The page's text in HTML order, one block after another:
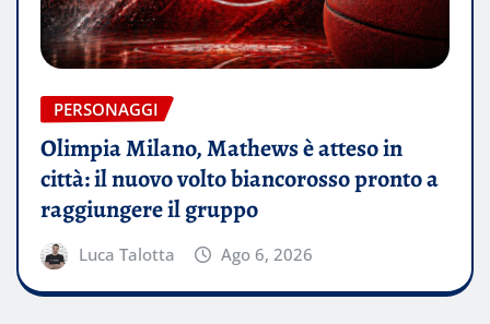
PERSONAGGI
Olimpia Milano, Mathews è atteso in
città: il nuovo volto biancorosso pronto a
raggiungere il gruppo
Luca Talotta Ago 6, 2026